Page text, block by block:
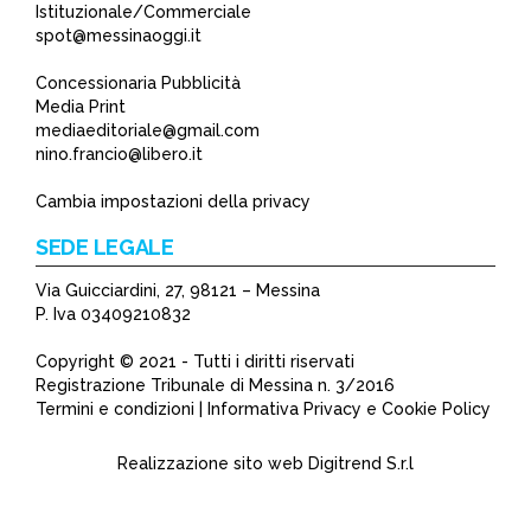
Istituzionale/Commerciale
spot@messinaoggi.it
Concessionaria Pubblicità
Media Print
mediaeditoriale@gmail.com
nino.francio@libero.it
Cambia impostazioni della privacy
SEDE LEGALE
Via Guicciardini, 27, 98121 – Messina
P. Iva 03409210832
Copyright © 2021 - Tutti i diritti riservati
Registrazione Tribunale di Messina n. 3/2016
Termini e condizioni | Informativa Privacy e Cookie Policy
Realizzazione sito web Digitrend S.r.l